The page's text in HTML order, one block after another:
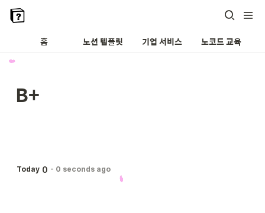
홈 노션 템플릿 기업 서비스 노코드 교육
B+
Today 0 - 0 seconds ago